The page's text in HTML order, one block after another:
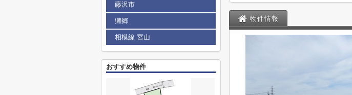
物件情報
藤沢市
獺郷
相模線 宮山
おすすめ物件